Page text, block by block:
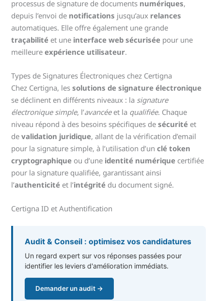
processus de signature de documents numériques,
depuis l’envoi de notifications jusqu’aux relances
automatiques. Elle offre également une grande
traçabilité et une interface web sécurisée pour une
meilleureexpérience utilisateur.
Types de Signatures Électroniques chez Certigna
Chez Certigna, lessolutions de signature électronique
se déclinent en différents niveaux : la signature
électronique simple, l’avancéeet la qualifiée. Chaque
niveau répond à des besoins spécifiques desécurité et
devalidation juridique, allant de la vérification d’email
pour la signature simple, à l’utilisation d’unclé token
cryptographique ou d’une identité numérique certifiée
pour la signature qualifiée, garantissant ainsi
l’authenticité et l’intégrité du document signé.
Certigna ID et Authentification
Audit & Conseil : optimisez vos candidatures
Un regard expert sur vos réponses passées pour
identifier les leviers d'amélioration immédiats.
Demander un audit →